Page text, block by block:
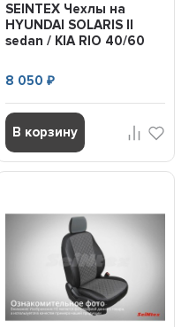
SEINTEX Чехлы на
HYUNDAI SOLARIS II
sedan / KIA RIO 40/60
8 050 ₽
В корзину